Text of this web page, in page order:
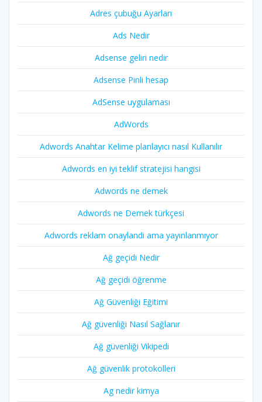
Adres çubuğu Ayarları
Ads Nedir
Adsense geliri nedir
Adsense Pinli hesap
AdSense uygulaması
AdWords
Adwords Anahtar Kelime planlayıcı nasıl Kullanılır
Adwords en iyi teklif stratejisi hangisi
Adwords ne demek
Adwords ne Demek türkçesi
Adwords reklam onaylandi ama yayınlanmıyor
Ağ geçidi Nedir
Ağ geçidi öğrenme
Ağ Güvenliği Eğitimi
Ağ güvenliği Nasıl Sağlanır
Ağ güvenliği Vikipedi
Ağ güvenlik protokolleri
Ag nedir kimya